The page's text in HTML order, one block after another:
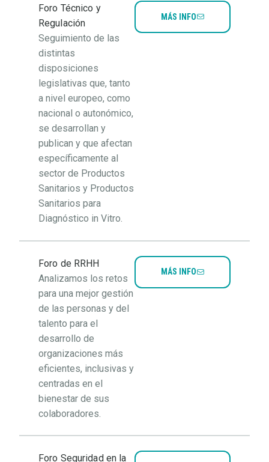
Foro Técnico y
Regulación
Seguimiento de las
distintas
disposiciones
legislativas que, tanto
a nivel europeo, como
nacional o autonómico,
se desarrollan y
publican y que afectan
específicamente al
sector de Productos
Sanitarios y Productos
Sanitarios para
Diagnóstico in Vitro.
MÁS INFO
Foro de RRHH
Analizamos los retos
para una mejor gestión
de las personas y del
talento para el
desarrollo de
organizaciones más
eficientes, inclusivas y
centradas en el
bienestar de sus
colaboradores.
MÁS INFO
Foro Seguridad en la